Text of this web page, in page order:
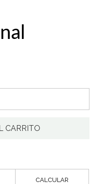
CARRITO
CALCULAR